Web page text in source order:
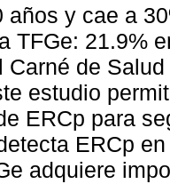
años y cae a
TFGe: 21.9%
Carné de
estudio
ERCp para
ERCp
adquiere